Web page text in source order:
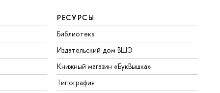
РЕСУРСЫ
Библиотека
Издательский дом ВШЭ
Книжный магазин «БукВышка»
Типография